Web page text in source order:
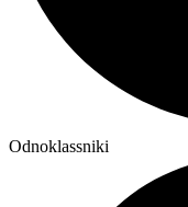
Odnoklassniki